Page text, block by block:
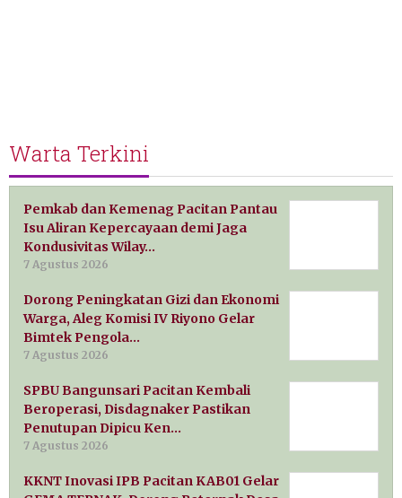
Warta Terkini
Pemkab dan Kemenag Pacitan Pantau
Isu Aliran Kepercayaan demi Jaga
Kondusivitas Wilay…
7 Agustus 2026
Dorong Peningkatan Gizi dan Ekonomi
Warga, Aleg Komisi IV Riyono Gelar
Bimtek Pengola…
7 Agustus 2026
SPBU Bangunsari Pacitan Kembali
Beroperasi, Disdagnaker Pastikan
Penutupan Dipicu Ken…
7 Agustus 2026
KKNT Inovasi IPB Pacitan KAB01 Gelar